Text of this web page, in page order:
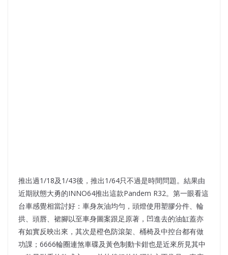
推出過1/18及1/43後，推出1/64只不過是時間問題。結果由
近期狀態大勇的INNO64推出這款Pandem R32。第一眼看這
台車感覺相當討好：車身灰油均勻，頭燈使用塑膠分件、輪
拱、頭唇、裙腳以至車身圖案跟足原著，凹進去的油缸蓋亦
有如實反映出來，其次是橙色防滾架、桶椅及中控台都有做
功課；6666輪圈連煞車碟及黃色制動卡鉗也是近來所見其中